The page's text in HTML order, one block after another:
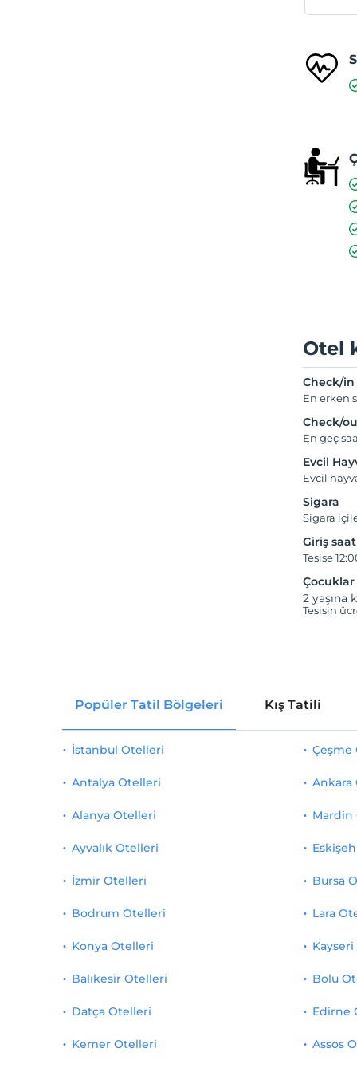
Otel
Check/in
En erken
Check/
En geç
Evcil
Evcil
Sigara
Sigara
Giriş
Tesise
Çocuklar
2 yaşına
Tesisin
Popüler Tatil Bölgeleri Kış Tatili
İstanbul Otelleri
Antalya Otelleri
Alanya Otelleri
Ayvalık Otelleri
İzmir Otelleri
Çeşme
Ankara
Mardin
Bursa
Bodrum Otelleri
Konya Otelleri
Balıkesir Otelleri
Datça Otelleri
Kemer Otelleri
Lara
Bolu
Edirne
Assos